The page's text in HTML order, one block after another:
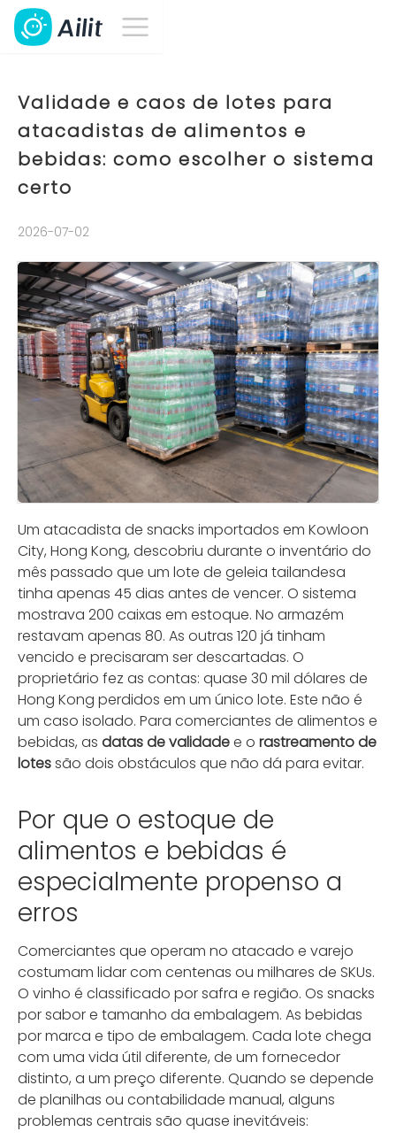
Validade e caos de lotes para
atacadistas de alimentos e
bebidas: como escolher o sistema
certo
2026-07-02
Um atacadista de snacks importados em Kowloon
City, Hong Kong, descobriu durante o inventário do
mês passado que um lote de geleia tailandesa
tinha apenas 45 dias antes de vencer. O sistema
mostrava 200 caixas em estoque. No armazém
restavam apenas 80. As outras 120 já tinham
vencido e precisaram ser descartadas. O
proprietário fez as contas: quase 30 mil dólares de
Hong Kong perdidos em um único lote. Este não é
um caso isolado. Para comerciantes de alimentos e
bebidas, as datas de validadee o rastreamento de
lotessão dois obstáculos que não dá para evitar.
Por que o estoque de
alimentos e bebidas é
especialmente propenso a
erros
Comerciantes que operam no atacado e varejo
costumam lidar com centenas ou milhares de SKUs.
O vinho é classificado por safra e região. Os snacks
por sabor e tamanho da embalagem. As bebidas
por marca e tipo de embalagem. Cada lote chega
com uma vida útil diferente, de um fornecedor
distinto, a um preço diferente. Quando se depende
de planilhas ou contabilidade manual, alguns
problemas centrais são quase inevitáveis: